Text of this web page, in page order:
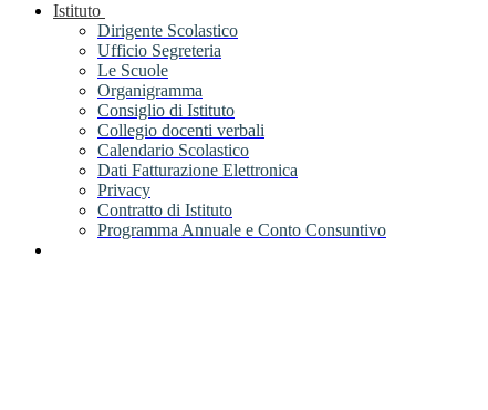
Istituto
Dirigente Scolastico
Ufficio Segreteria
Le Scuole
Organigramma
Consiglio di Istituto
Collegio docenti verbali
Calendario Scolastico
Dati Fatturazione Elettronica
Privacy
Contratto di Istituto
Programma Annuale e Conto Consuntivo